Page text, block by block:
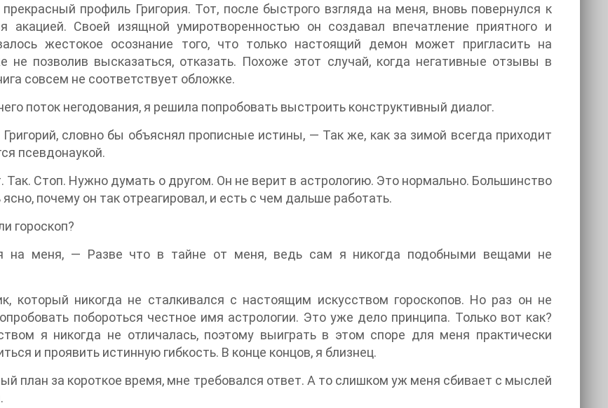
профиль Григория. Тот, после быстрого взгляда на меня, вновь повернулся к
акацией. Своей изящной умиротворенностью он создавал впечатление приятного и
жестокое осознание того, что только настоящий демон может пригласить на
позволив высказаться, отказать. Похоже этот случай, когда негативные отзывы в
совсем не соответствует обложке.
поток негодования, я решила попробовать выстроить конструктивный диалог.
словно бы объяснял прописные истины, — Так же, как за зимой всегда приходит
псевдонаукой.
Так. Стоп. Нужно думать о другом. Он не верит в астрологию. Это нормально. Большинство
почему он так отреагировал, и есть с чем дальше работать.
гороскоп?
меня, — Разве что в тайне от меня, ведь сам я никогда подобными вещами не
который никогда не сталкивался с настоящим искусством гороскопов. Но раз он не
побороться честное имя астрологии. Это уже дело принципа. Только вот как?
я никогда не отличалась, поэтому выиграть в этом споре для меня практически
и проявить истинную гибкость. В конце концов, я близнец.
план за короткое время, мне требовался ответ. А то слишком уж меня сбивает с мыслей